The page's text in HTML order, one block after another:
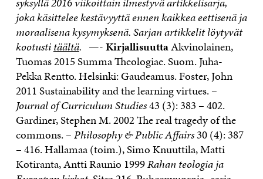
joka käsittelee kestävyyttä ennen kaikkea eettisenä ja
moraalisena kysymyksenä. Sarjan artikkelit löytyvät
kootustitäältä. —-KirjallisuuttaAkvinolainen,
Tuomas 2015 Summa Theologiae. Suom. Juha-
Pekka Rentto. Helsinki: Gaudeamus. Foster, John
2011 Sustainability and the learning virtues. –
Journal of Curriculum Studies43 (3): 383 – 402.
Gardiner, Stephen M. 2002 The real tragedy of the
commons. –Philosophy & Public Affairs30 (4): 387
– 416. Hallamaa (toim.), Simo Knuuttila, Matti
Kotiranta, Antti Raunio 1999Rahan teologia ja